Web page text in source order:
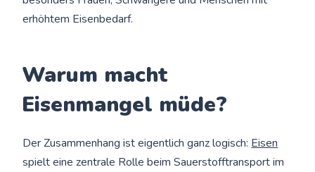
erhöhtem Eisenbedarf.
Warum macht
Eisenmangel müde?
Der Zusammenhang ist eigentlich ganz logisch: Eisen
spielt eine zentrale Rolle beim Sauerstofftransport im